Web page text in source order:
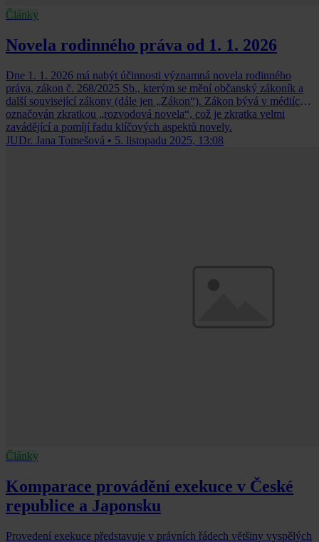
Články
Novela rodinného práva od 1. 1. 2026
Dne 1. 1. 2026 má nabýt účinnosti významná novela rodinného
práva, zákon č. 268/2025 Sb., kterým se mění občanský zákoník a
další související zákony (dále jen „Zákon“). Zákon bývá v médiích
označován zkratkou „rozvodová novela“, což je zkratka velmi
zavádějící a pomíjí řadu klíčových aspektů novely.
JUDr. Jana Tomešová • 5. listopadu 2025, 13:08
Články
Komparace provádění exekuce v České
republice a Japonsku
Provedení exekuce představuje v právních řádech většiny vyspělých